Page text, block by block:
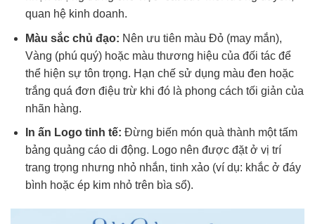
quan hệ kinh doanh.
Màu sắc chủ đạo: Nên ưu tiên màu Đỏ (may mắn),
Vàng (phú quý) hoặc màu thương hiệu của đối tác để
thể hiện sự tôn trọng. Hạn chế sử dụng màu đen hoặc
trắng quá đơn điệu trừ khi đó là phong cách tối giản của
nhãn hàng.
In ấn Logo tinh tế: Đừng biến món quà thành một tấm
bảng quảng cáo di động. Logo nên được đặt ở vị trí
trang trọng nhưng nhỏ nhắn, tinh xảo (ví dụ: khắc ở đáy
bình hoặc ép kim nhỏ trên bìa sổ).